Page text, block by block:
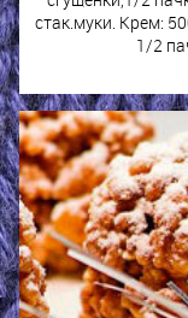
стак.муки. Крем:
1/2